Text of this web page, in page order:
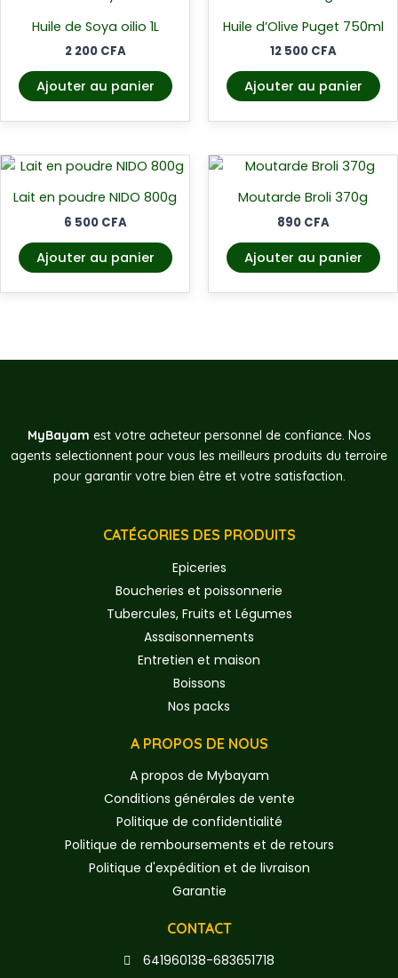
Huile de Soya oilio 1L
2 200 CFA
Ajouter au panier
Huile d’Olive Puget 750ml
12 500 CFA
Ajouter au panier
Lait en poudre NIDO 800g
6 500 CFA
Ajouter au panier
Moutarde Broli 370g
890 CFA
Ajouter au panier
MyBayam est votre acheteur personnel de confiance. Nos
agents selectionnent pour vous les meilleurs produits du terroire
pour garantir votre bien être et votre satisfaction.
CATÉGORIES DES PRODUITS
Epiceries
Boucheries et poissonnerie
Tubercules, Fruits et Légumes
Assaisonnements
Entretien et maison
Boissons
Nos packs
A PROPOS DE NOUS
A propos de Mybayam
Conditions générales de vente
Politique de confidentialité
Politique de remboursements et de retours
Politique d'expédition et de livraison
Garantie
CONTACT
641960138-683651718